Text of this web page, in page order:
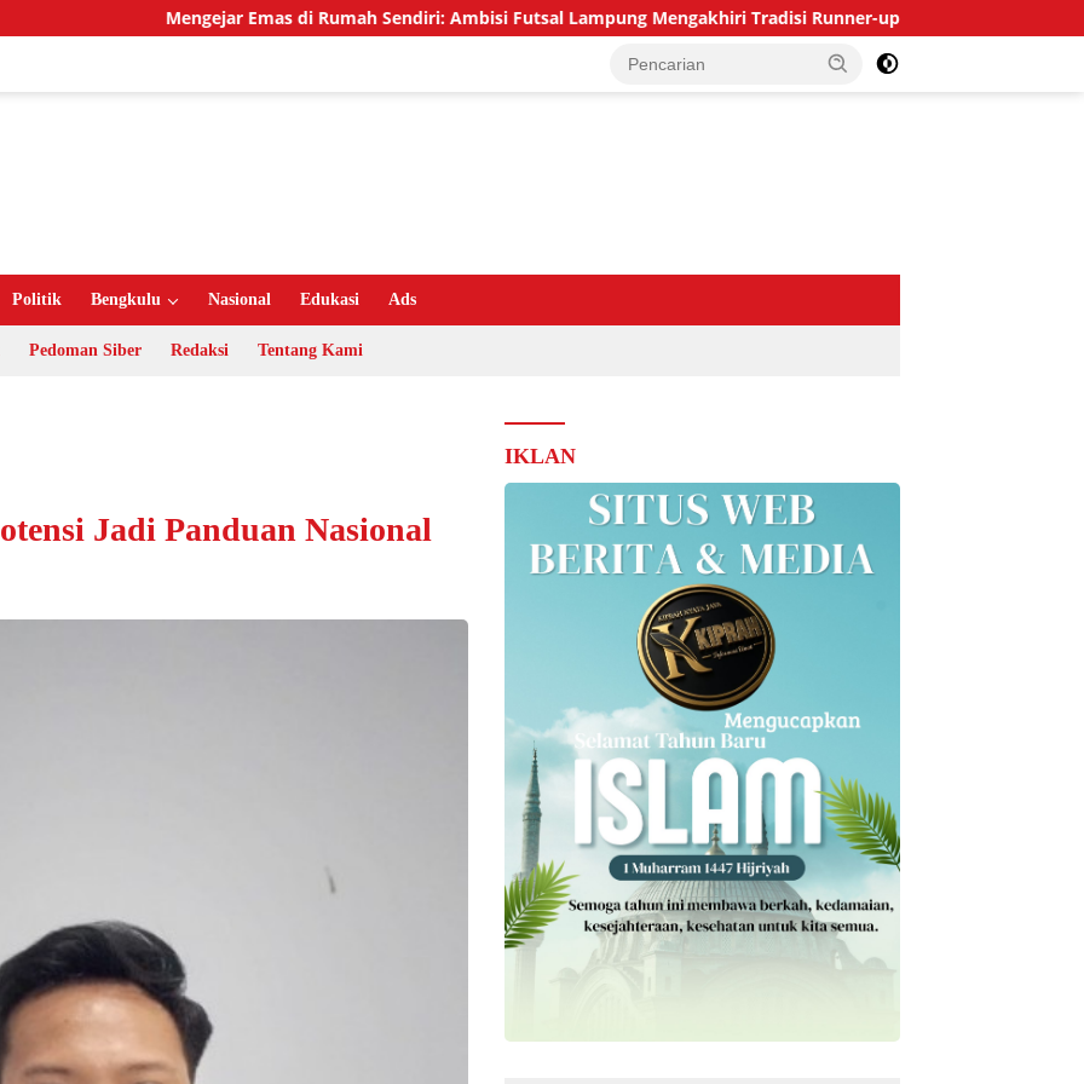
Mengejar Emas di Rumah Sendiri: Ambisi Futsal Lampung Mengakhiri Tradisi Runner-up Tegur Tetangga Berisik,
Politik Bengkulu Nasional Edukasi Ads
Pedoman Siber Redaksi Tentang Kami
Jadi Panduan Nasional
IKLAN